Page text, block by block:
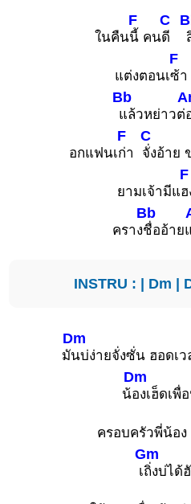
ในคืน
F
นี้ คน
C
ดี
แต่งตอนเ
F
ซ้า
Bb
แล้วหย่าวต่
อกแฟนเ
F
ก่า
C
จั่งอ้าย
ยามเจ้ามีแ
F
ฮ
คราง
Bb
ชื่ออ้าย
INSTRU : | Dm |
มั
Dm
นบ่ง่ายจั่งซั่น ฮอดเ
น้
Dm
องเฮ็ดเพื่
ครอบครัวพี่น้อง
เ
Gm
ถิ่งบ่ได้